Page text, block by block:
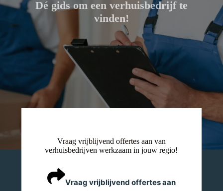
Dé gids om een verhuisbedrijf te
vinden!
Vraag vrijblijvend offertes aan van
verhuisbedrijven werkzaam in jouw regio!
Vraag vrijblijvend offertes aan